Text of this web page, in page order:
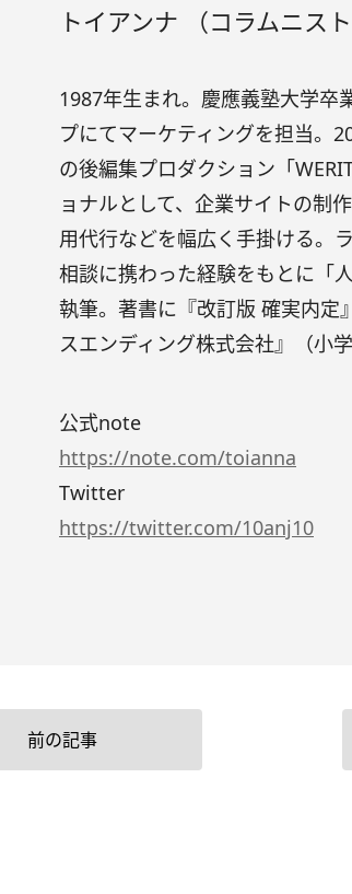
トイアンナ （コラムニスト
1987年生まれ。慶應義塾大学卒
プにてマーケティングを担当。
の後編集プロダクション「
ョナルとして、企業サイトの制
用代行などを幅広く手掛ける。
相談に携わった経験をもとに「
執筆。著書に『改訂版 確実内定
スエンディング株式会社』（小学
公式note
https://note.com/toianna
Twitter
https://twitter.com/10anj10
前の記事